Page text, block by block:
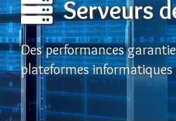
Serveurs
Des performances
plateformes informatiques